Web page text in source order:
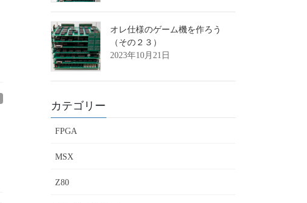
オレ仕様のゲーム機を作ろう
（その２３）
2023年10月21日
カテゴリー
FPGA
MSX
Z80